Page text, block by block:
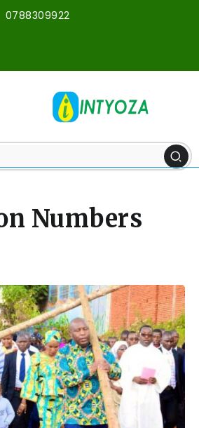
0788309922
Numbers